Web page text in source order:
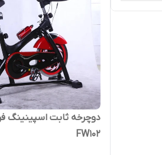
دوچرخه ثابت
FW102